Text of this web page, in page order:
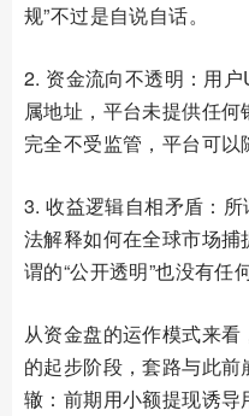
规”不过是自说自话。
2. 资金流向不透明：用
属地址，平台未提供任
完全不受监管，平台可以
3. 收益逻辑自相矛盾：所
法解释如何在全球市场
谓的“公开透明”也没有任
从资金盘的运作模式来
的起步阶段，套路与此
辙：前期用小额提现诱